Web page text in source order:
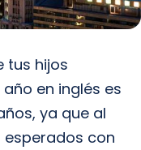
tus hijos
en inglés es
ya que al
esperados con